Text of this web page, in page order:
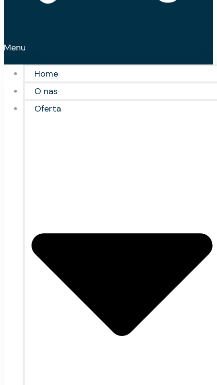
Menu
Home
O nas
Oferta